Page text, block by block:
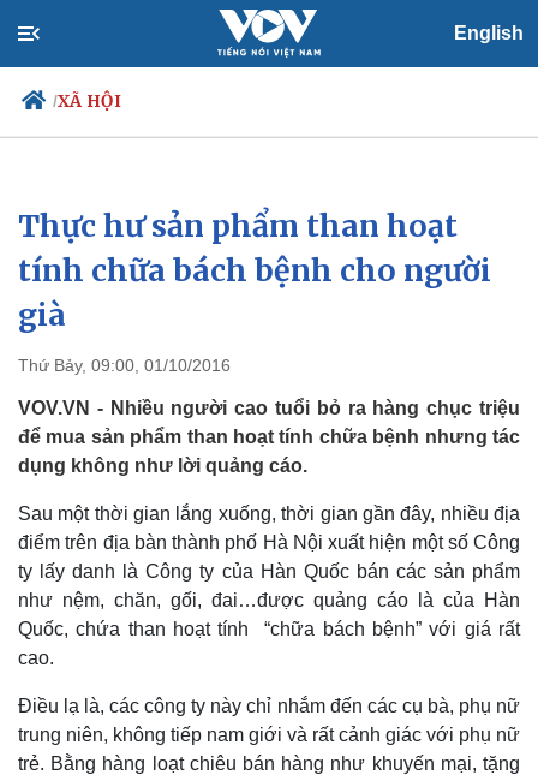
English
/XÃ HỘI
Chính trị
Đảng
Tổ chức nhân sự
Quốc hội
Nhận diện sự thật
Xã hội
Tin 24h
Dự báo thời tiết
Thực hư sản phẩm than hoạt
tính chữa bách bệnh cho người
già
Thứ Bảy, 09:00, 01/10/2016
VOV.VN - Nhiều người cao tuổi bỏ ra hàng chục triệu
để mua sản phẩm than hoạt tính chữa bệnh nhưng tác
dụng không như lời quảng cáo.
Sau một thời gian lắng xuống, thời gian gần đây, nhiều địa
điểm trên địa bàn thành phố Hà Nội xuất hiện một số Công
ty lấy danh là Công ty của Hàn Quốc bán các sản phẩm
như nệm, chăn, gối, đai…được quảng cáo là của Hàn
Quốc, chứa than hoạt tính “chữa bách bệnh” với giá rất
cao.
Điều lạ là, các công ty này chỉ nhắm đến các cụ bà, phụ nữ
trung niên, không tiếp nam giới và rất cảnh giác với phụ nữ
trẻ. Bằng hàng loạt chiêu bán hàng như khuyến mại, tặng